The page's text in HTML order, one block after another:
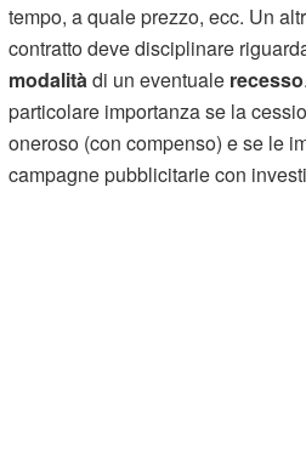
tempo, a quale prezzo, ecc. Un
contratto deve disciplinare
modalitàdi un eventuale recesso
particolare importanza se la
oneroso (con compenso) e se le
campagne pubblicitarie con